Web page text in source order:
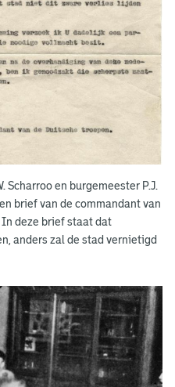
Scharroo en burgemeester P.J.
brief van de commandant van
In deze brief staat dat
anders zal de stad vernietigd